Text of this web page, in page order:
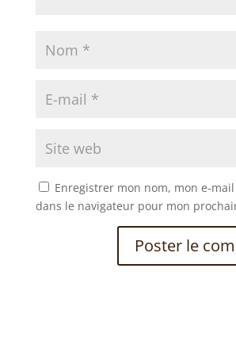
Enregistrer mon nom, mon e-
dans le navigateur pour mon